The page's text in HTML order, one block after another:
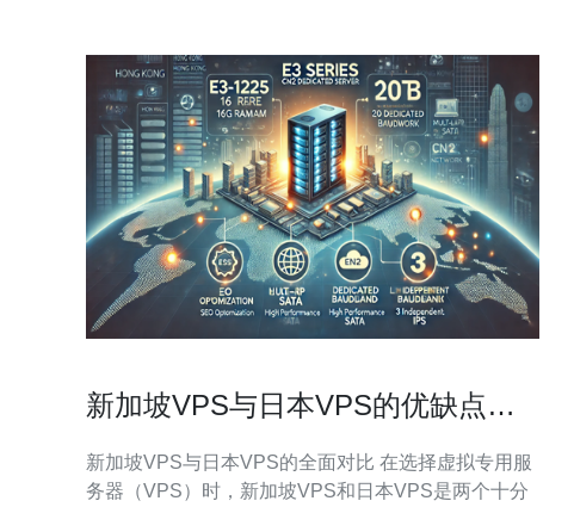
新加坡VPS与日本VPS的优缺点全
新加坡VPS与日本VPS的全面对比 在选择虚拟专用服
务器（VPS）时，新加坡VPS和日本VPS是两个十分